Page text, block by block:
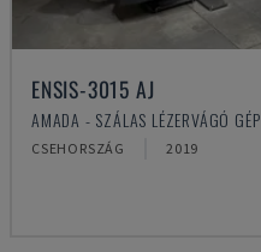
ENSIS-3015 AJ
AMADA - SZÁLAS LÉZERVÁGÓ GÉP
CSEHORSZÁG 2019